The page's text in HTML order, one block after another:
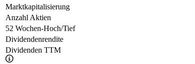
Marktkapitalisierung
Anzahl Aktien
52 Wochen-Hoch/Tief
Dividendenrendite
Dividenden TTM